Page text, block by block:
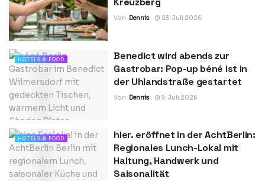
Von Dennis 23. Juli 2026
HOTELS & FOOD
Benedict wird abends zur
Gastrobar: Pop-up béné ist in
der Uhlandstraße gestartet
Von Dennis 9. Juli 2026
HOTELS & FOOD
hier. eröffnet in der AchtBerlin:
Regionales Lunch-Lokal mit
Haltung, Handwerk und
Saisonalität